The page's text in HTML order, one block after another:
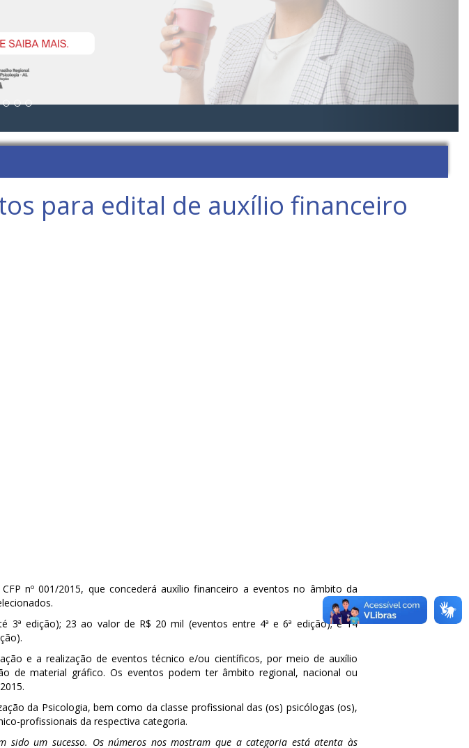
para edital de auxílio financeiro
nº 001/2015, que concederá auxílio financeiro a eventos no âmbito da
edição); 23 ao valor de R$ 20 mil (eventos entre 4ª e 6ª edição); e 14
e a realização de eventos técnico e/ou científicos, por meio de auxílio
de material gráfico. Os eventos podem ter âmbito regional, nacional ou
da Psicologia, bem como da classe profissional das (os) psicólogas (os),
profissionais da respectiva categoria.
um sucesso. Os números nos mostram que a categoria está atenta às